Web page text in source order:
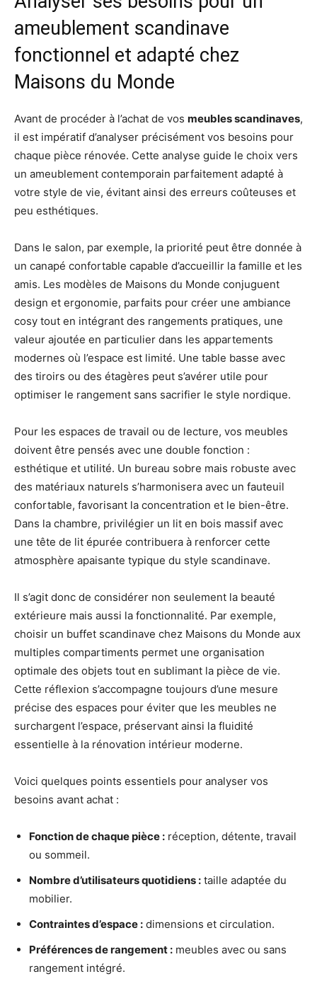
ameublement scandinave
fonctionnel et adapté chez
Maisons du Monde
Avant de procéder à l’achat de vos meubles scandinaves,
il est impératif d’analyser précisément vos besoins pour
chaque pièce rénovée. Cette analyse guide le choix vers
un ameublement contemporain parfaitement adapté à
votre style de vie, évitant ainsi des erreurs coûteuses et
peu esthétiques.
Dans le salon, par exemple, la priorité peut être donnée à
un canapé confortable capable d’accueillir la famille et les
amis. Les modèles de Maisons du Monde conjuguent
design et ergonomie, parfaits pour créer une ambiance
cosy tout en intégrant des rangements pratiques, une
valeur ajoutée en particulier dans les appartements
modernes où l’espace est limité. Une table basse avec
des tiroirs ou des étagères peut s’avérer utile pour
optimiser le rangement sans sacrifier le style nordique.
Pour les espaces de travail ou de lecture, vos meubles
doivent être pensés avec une double fonction :
esthétique et utilité. Un bureau sobre mais robuste avec
des matériaux naturels s’harmonisera avec un fauteuil
confortable, favorisant la concentration et le bien-être.
Dans la chambre, privilégier un lit en bois massif avec
une tête de lit épurée contribuera à renforcer cette
atmosphère apaisante typique du style scandinave.
Il s’agit donc de considérer non seulement la beauté
extérieure mais aussi la fonctionnalité. Par exemple,
choisir un buffet scandinave chez Maisons du Monde aux
multiples compartiments permet une organisation
optimale des objets tout en sublimant la pièce de vie.
Cette réflexion s’accompagne toujours d’une mesure
précise des espaces pour éviter que les meubles ne
surchargent l’espace, préservant ainsi la fluidité
essentielle à la rénovation intérieur moderne.
Voici quelques points essentiels pour analyser vos
besoins avant achat :
Fonction de chaque pièce : réception, détente, travail
ou sommeil.
Nombre d’utilisateurs quotidiens : taille adaptée du
mobilier.
Contraintes d’espace : dimensions et circulation.
Préférences de rangement : meubles avec ou sans
rangement intégré.